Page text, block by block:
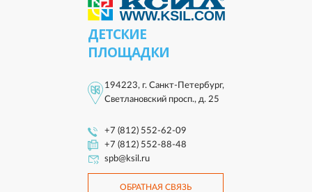
ДЕТСКИЕ
ПЛОЩАДКИ
194223, г. Санкт-Петербург,
Светлановский просп., д. 25
+7 (812) 552-62-09
+7 (812) 552-88-48
spb@ksil.ru
ОБРАТНАЯ СВЯЗЬ